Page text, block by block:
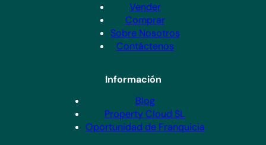
Vender
Comprar
Sobre Nosotros
Contáctenos
Información
Blog
Property Cloud SL
Oportunidad de Franquicia